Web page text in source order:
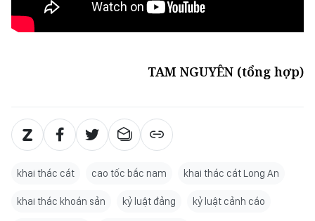
TAM NGUYÊN (tổng hợp)
khai thác cát cao tốc bắc nam khai thác cát Long An
khai thác khoán sản kỷ luật đảng kỷ luật cảnh cáo